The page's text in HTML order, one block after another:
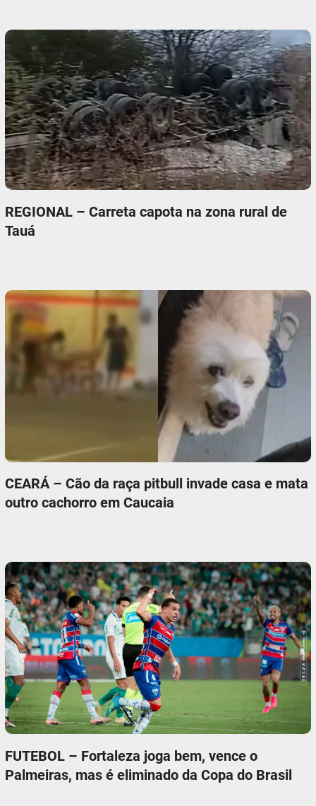
REGIONAL – Carreta capota na zona rural de
Tauá
CEARÁ – Cão da raça pitbull invade casa e mata
outro cachorro em Caucaia
FUTEBOL – Fortaleza joga bem, vence o
Palmeiras, mas é eliminado da Copa do Brasil